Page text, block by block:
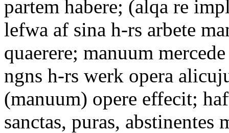
partem habere; (alqa re
lefwa af sina h-rs arbete
quaerere; manuum
ngns h-rs werk opera
(manuum) opere effecit;
sanctas, puras, abstinentes